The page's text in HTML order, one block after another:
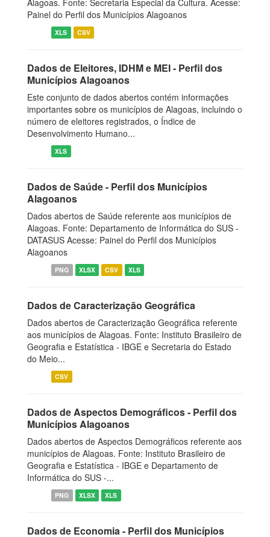
Alagoas. Fonte: Secretaria Especial da Cultura. Acesse:
Painel do Perfil dos Municípios Alagoanos
XLS CSV
Dados de Eleitores, IDHM e MEI - Perfil dos
Municípios Alagoanos
Este conjunto de dados abertos contém informações
importantes sobre os municípios de Alagoas, incluindo o
número de eleitores registrados, o Índice de
Desenvolvimento Humano...
XLS
Dados de Saúde - Perfil dos Municípios
Alagoanos
Dados abertos de Saúde referente aos municípios de
Alagoas. Fonte: Departamento de Informática do SUS -
DATASUS Acesse: Painel do Perfil dos Municípios
Alagoanos
PNG XLSX CSV XLS
Dados de Caracterização Geográfica
Dados abertos de Caracterização Geográfica referente
aos municípios de Alagoas. Fonte: Instituto Brasileiro de
Geografia e Estatística - IBGE e Secretaria do Estado
do Meio...
CSV
Dados de Aspectos Demográficos - Perfil dos
Municípios Alagoanos
Dados abertos de Aspectos Demográficos referente aos
municípios de Alagoas. Fonte: Instituto Brasileiro de
Geografia e Estatística - IBGE e Departamento de
Informática do SUS -...
PNG XLSX XLS
Dados de Economia - Perfil dos Municípios